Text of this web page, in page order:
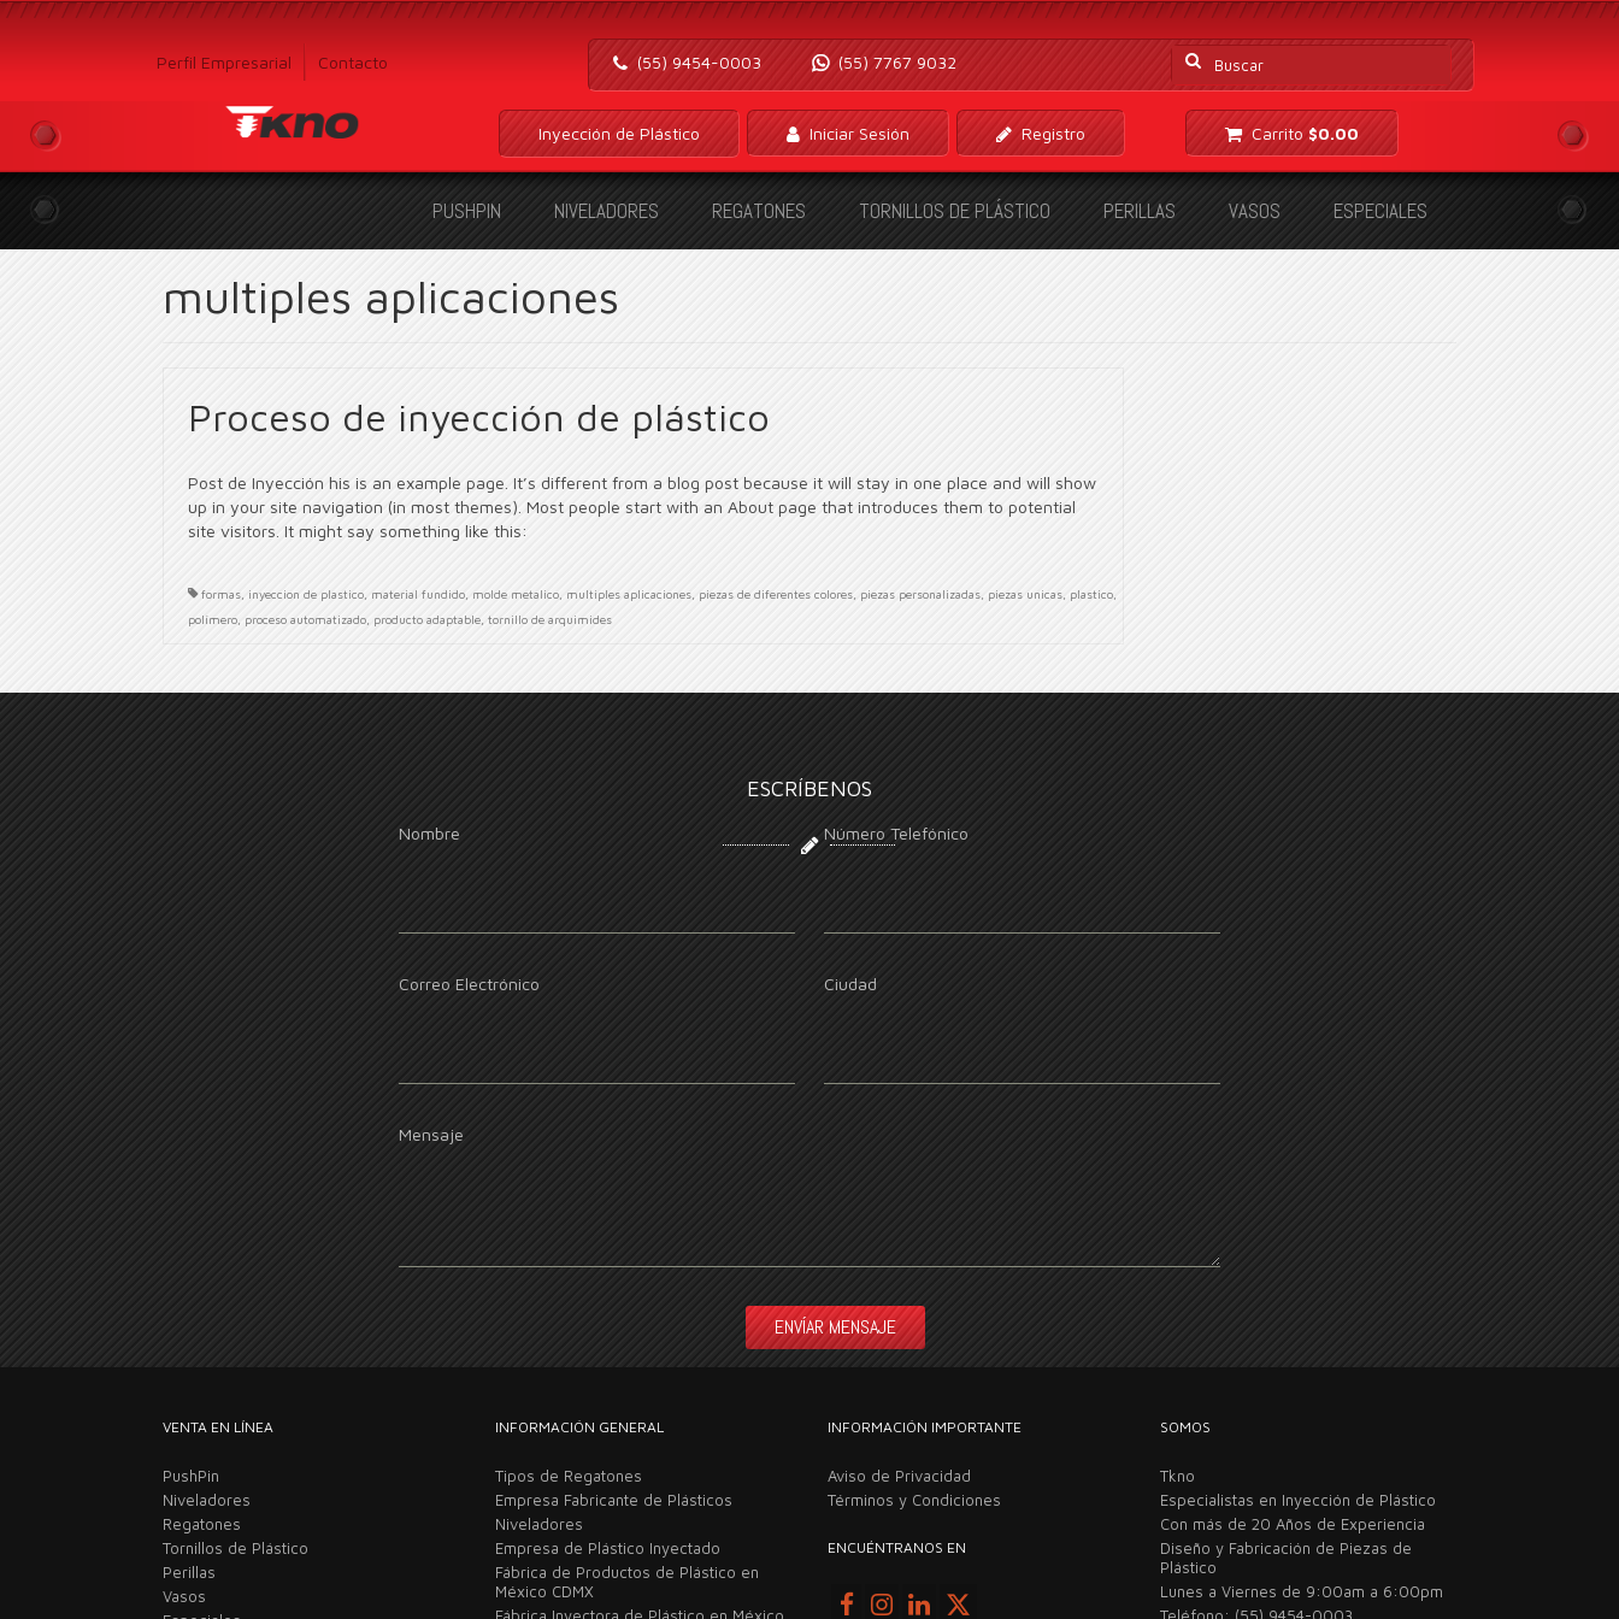
Perfil Empresarial Contacto
Buscar
por:
(55) 9454-0003 (55) 7767 9032
Inyección de Plástico Iniciar Sesión Registro Carrito $0.00
PUSHPIN NIVELADORES REGATONES TORNILLOS DE PLÁSTICO PERILLAS VASOS ESPECIALES
multiples aplicaciones
Proceso de inyección de plástico
Post de Inyección his is an example page. It’s different from a blog post because it will stay in one place and will show
up in your site navigation (in most themes). Most people start with an About page that introduces them to potential
site visitors. It might say something like this:
formas inyeccion de plastico material fundido molde metalico multiples aplicaciones piezas de diferentes colores piezas personalizadas piezas unicas plastico
polímero proceso automatizado producto adaptable tornillo de arquimides
ESCRÍBENOS
Nombre
Correo Electrónico
Número Telefónico
Ciudad
Mensaje
VENTA EN LÍNEA
PushPin
Niveladores
Regatones
Tornillos de Plástico
Perillas
Vasos
INFORMACIÓN GENERAL
Tipos de Regatones
Empresa Fabricante de Plásticos
Niveladores
Empresa de Plástico Inyectado
Fábrica de Productos de Plástico en
México CDMX
INFORMACIÓN IMPORTANTE
Aviso de Privacidad
Términos y Condiciones
ENCUÉNTRANOS EN
SOMOS
Tkno
Especialistas en Inyección de Plástico
Con más de 20 Años de Experiencia
Diseño y Fabricación de Piezas de
Plástico
Lunes a Viernes de 9:00am a 6:00pm